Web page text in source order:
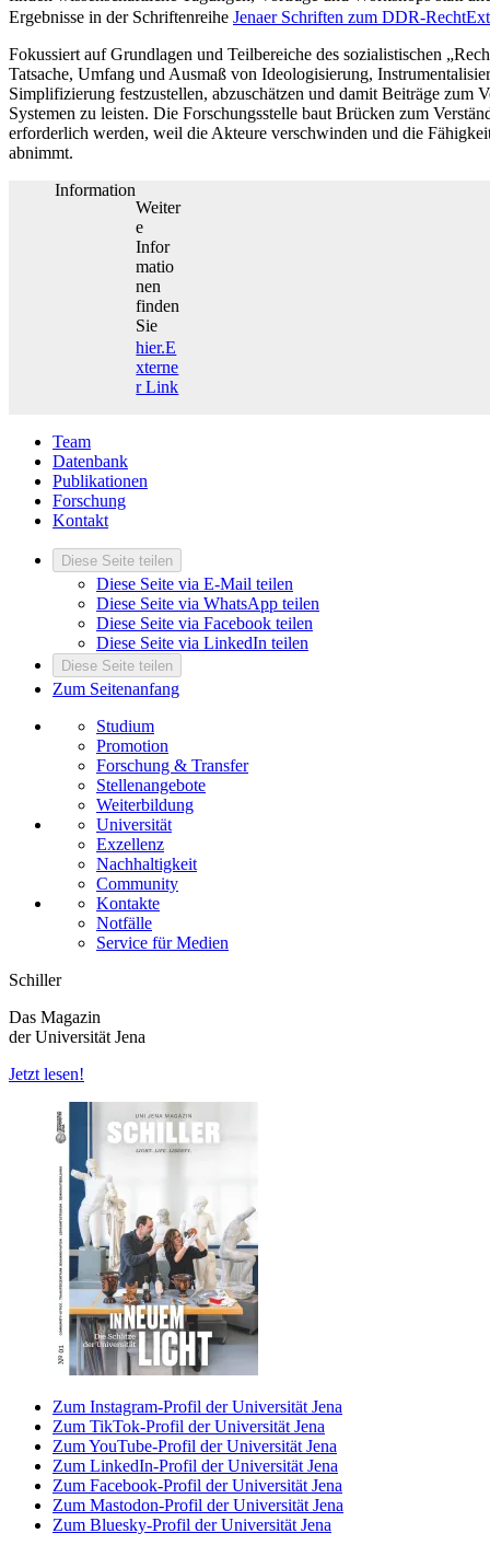
Ergebnisse in der Schriftenreihe Jenaer Schriften zum DDR-Recht
Fokussiert auf Grundlagen und Teilbereiche des sozialistischen
Tatsache, Umfang und Ausmaß von Ideologisierung,
Simplifizierung festzustellen, abzuschätzen und damit Beiträge zum
Systemen zu leisten. Die Forschungsstelle baut Brücken zum
erforderlich werden, weil die Akteure verschwinden und die
abnimmt.
Information
Weiter
e
Infor
matio
nen
finden
Sie
hier.E
xterne
r Link
Team
Datenbank
Publikationen
Forschung
Kontakt
Diese Seite teilen
Diese Seite via E-Mail teilen
Diese Seite via WhatsApp teilen
Diese Seite via Facebook teilen
Diese Seite via LinkedIn teilen
Diese Seite teilen
Zum Seitenanfang
Studium
Promotion
Forschung & Transfer
Stellenangebote
Weiterbildung
Universität
Exzellenz
Nachhaltigkeit
Community
Kontakte
Notfälle
Service für Medien
Schiller
Das Magazin
der Universität Jena
Jetzt lesen!
Zum Instagram-Profil der Universität Jena
Zum TikTok-Profil der Universität Jena
Zum YouTube-Profil der Universität Jena
Zum LinkedIn-Profil der Universität Jena
Zum Facebook-Profil der Universität Jena
Zum Mastodon-Profil der Universität Jena
Zum Bluesky-Profil der Universität Jena